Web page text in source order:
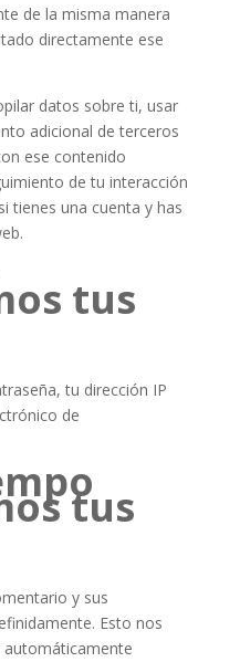
de la misma manera
directamente ese
datos sobre ti, usar
adicional de terceros
ese contenido
de tu interacción
tienes una cuenta y has
tus
tu dirección IP
de
tus
y sus
Esto nos